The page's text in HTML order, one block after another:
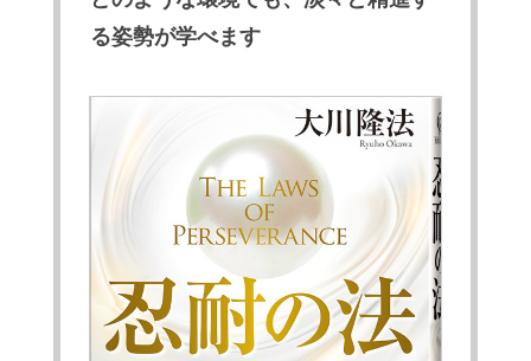
る姿勢が学べます